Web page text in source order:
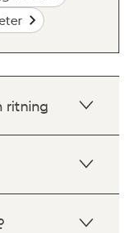
ritning